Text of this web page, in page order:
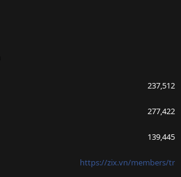
237,512
277,422
139,445
https://zix.vn/members/tr